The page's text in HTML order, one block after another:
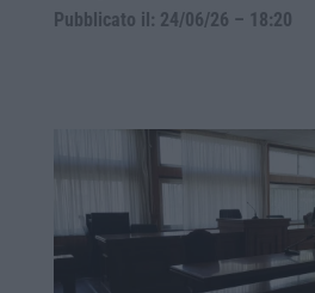
Pubblicato il: 24/06/26 – 18:20